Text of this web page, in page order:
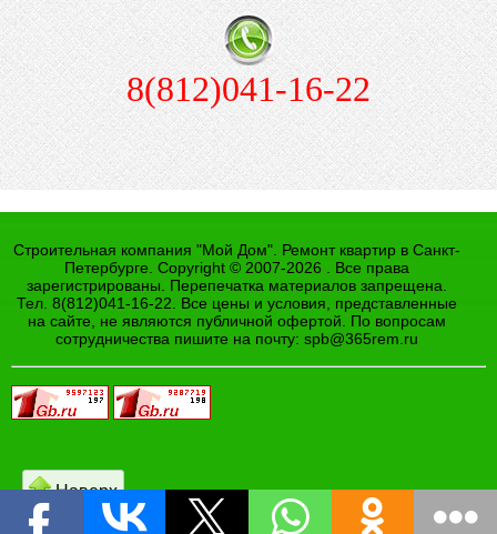
8(812)041-16-22
Строительная компания "Мой Дом". Ремонт квартир в Санкт-
Петербурге. Copyright © 2007-2026 . Все права
зарегистрированы. Перепечатка материалов запрещена.
Тел. 8(812)041-16-22. Все цены и условия, представленные
на сайте, не являются публичной офертой. По вопросам
сотрудничества пишите на почту: spb@365rem.ru
Наверх